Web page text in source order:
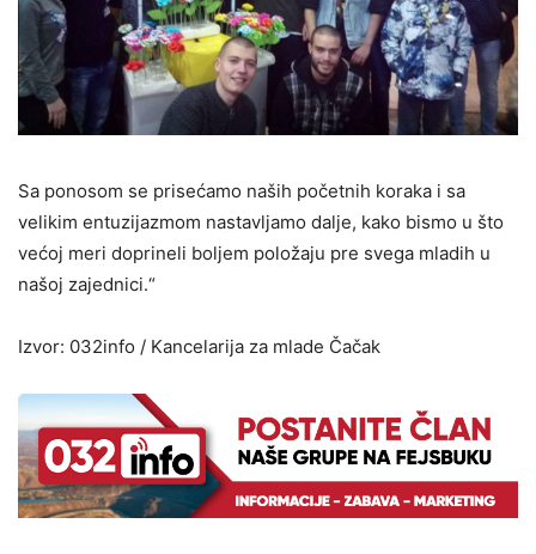
Sa ponosom se prisećamo naših početnih koraka i sa
velikim entuzijazmom nastavljamo dalje, kako bismo u što
većoj meri doprineli boljem položaju pre svega mladih u
našoj zajednici.“
Izvor: 032info / Kancelarija za mlade Čačak